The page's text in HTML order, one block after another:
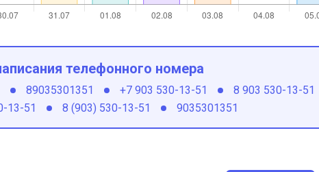
телефонного номера
89035301351 +7 903 530-13-51
8 903 530-13-51
13-51
8 (903) 530-13-51 9035301351